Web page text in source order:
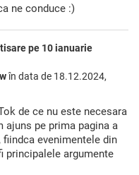
ne conduce :)
pe 10 ianuarie
în data de 18.12.2024,
de ce nu este necesara
ajuns pe prima pagina a
evenimentele din
principalele argumente